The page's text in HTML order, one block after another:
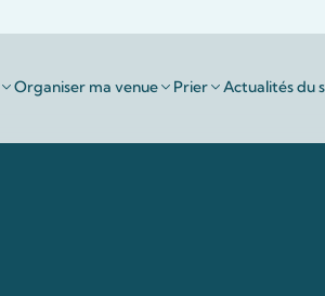
Organiser ma venue Prier Actualités du